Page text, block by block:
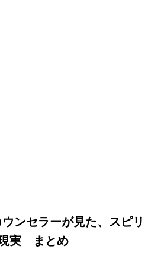
ンセラーが見た、スピリ
実 まとめ